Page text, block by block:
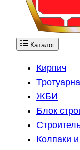
Каталог
Кирпич
ЖБИ
Блок
Колпаки